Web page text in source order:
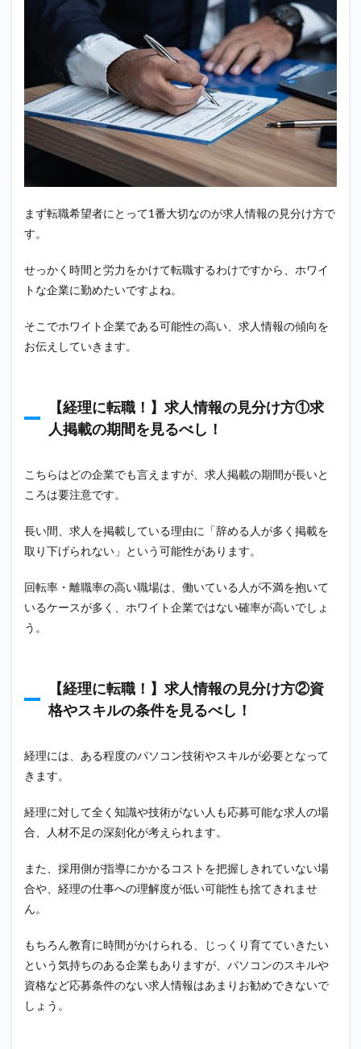
分け方
【経理
に転
職！】
求人情
報の見
分け方
①求人
掲載の
期間を
1.2
職！】
求人情
報の見
②資格
ルの条
1.3
【経理
求人情
報の見
③仕事
内容が
曖昧な
1.4
【番外
ト企業
の見分
け方…
じる！
2
に転職
するた
めのポ
ト！】
企業へ
アピー
ルする
事前準
2.1
に転
まず転職希望者にとって1番大切なのが求人情報の見分け方で
す。
せっかく時間と労力をかけて転職するわけですから、ホワイ
トな企業に勤めたいですよね。
そこでホワイト企業である可能性の高い、求人情報の傾向を
お伝えしていきます。
【経理に転職！】求人情報の見分け方①求
人掲載の期間を見るべし！
こちらはどの企業でも言えますが、求人掲載の期間が長いと
ころは要注意です。
長い間、求人を掲載している理由に「辞める人が多く掲載を
取り下げられない」という可能性があります。
回転率・離職率の高い職場は、働いている人が不満を抱いて
いるケースが多く、ホワイト企業ではない確率が高いでしょ
う。
【経理に転職！】求人情報の見分け方②資
格やスキルの条件を見るべし！
経理には、ある程度のパソコン技術やスキルが必要となって
きます。
経理に対して全く知識や技術がない人も応募可能な求人の場
合、人材不足の深刻化が考えられます。
また、採用側が指導にかかるコストを把握しきれていない場
合や、経理の仕事への理解度が低い可能性も捨てきれませ
ん。
もちろん教育に時間がかけられる、じっくり育てていきたい
という気持ちのある企業もありますが、パソコンのスキルや
資格など応募条件のない求人情報はあまりお勧めできないで
しょう。